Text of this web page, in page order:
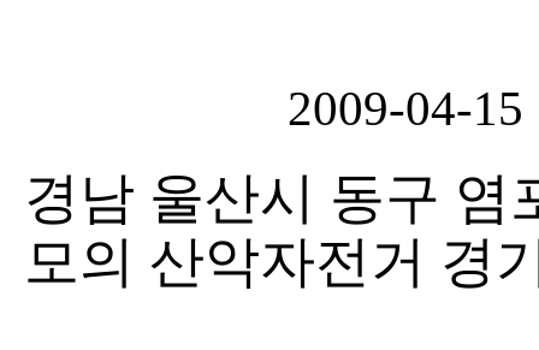
2009-04-15
경남 울산시 동구 염
모의 산악자전거 경